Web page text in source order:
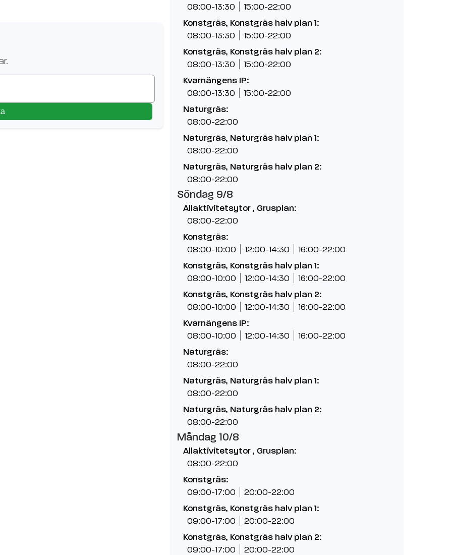
08:00-13:30 15:00-22:00
Konstgräs, Konstgräs halv plan 1:
08:00-13:30 15:00-22:00
Konstgräs, Konstgräs halv plan 2:
08:00-13:30 15:00-22:00
Kvarnängens IP:
08:00-13:30 15:00-22:00
Naturgräs:
08:00-22:00
Naturgräs, Naturgräs halv plan 1:
08:00-22:00
Naturgräs, Naturgräs halv plan 2:
08:00-22:00
Söndag 9/8
Allaktivitetsytor , Grusplan:
08:00-22:00
Konstgräs:
08:00-10:00 12:00-14:30 16:00-22:00
Konstgräs, Konstgräs halv plan 1:
08:00-10:00 12:00-14:30 16:00-22:00
Konstgräs, Konstgräs halv plan 2:
08:00-10:00 12:00-14:30 16:00-22:00
Kvarnängens IP:
08:00-10:00 12:00-14:30 16:00-22:00
Naturgräs:
08:00-22:00
Naturgräs, Naturgräs halv plan 1:
08:00-22:00
Naturgräs, Naturgräs halv plan 2:
08:00-22:00
Måndag 10/8
Allaktivitetsytor , Grusplan:
08:00-22:00
Konstgräs:
09:00-17:00 20:00-22:00
Konstgräs, Konstgräs halv plan 1:
09:00-17:00 20:00-22:00
Konstgräs, Konstgräs halv plan 2:
09:00-17:00 20:00-22:00